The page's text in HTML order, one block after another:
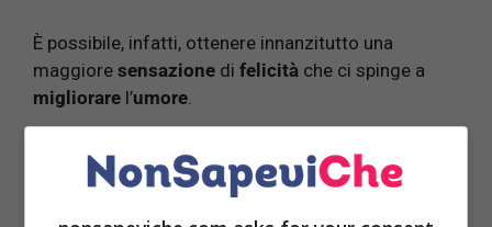
È possibile, infatti, ottenere innanzitutto una
maggiore sensazione di felicità che ci spinge a
migliorare l’umore.
Leggi anche:
TEST DELLA FELICITA’, ANALIZZATI
VEDI SE SEI VRAMENTE FELCIE